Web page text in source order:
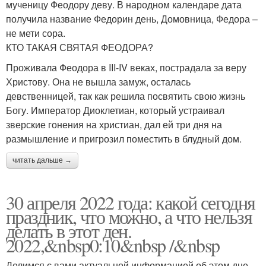
мученицу Феодору деву. В народном календаре дата
получила название Федорин день, Домовница, Федора –
не мети сора.
КТО ТАКАЯ СВЯТАЯ ФЕОДОРА?
Проживала Феодора в III-IV веках, пострадала за веру
Христову. Она не вышла замуж, осталась
девственницей, так как решила посвятить свою жизнь
Богу. Император Диоклетиан, который устраивал
зверские гонения на христиан, дал ей три дня на
размышление и пригрозил поместить в блудный дом.
читать дальше →
30 апреля 2022 года: какой сегодня
праздник, что можно, а что нельзя
делать в этот ден.
2022,&nbsp0:10&nbsp /&nbsp